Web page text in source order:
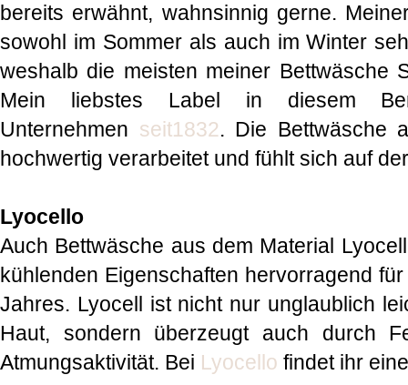
bereits erwähnt, wahnsinnig gerne.
sowohl im Sommer als auch im Winter
weshalb die meisten meiner Bettwäsche
Mein liebstes Label in diesem
Unternehmen seit1832. Die Bettwäsche
hochwertig verarbeitet und fühlt sich auf
Lyocello
Auch Bettwäsche aus dem Material
kühlenden Eigenschaften hervorragend
Jahres. Lyocell ist nicht nur unglaublich
Haut, sondern überzeugt auch durch
Atmungsaktivität. Bei Lyocello findet ihr